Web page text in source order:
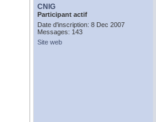
CNIG
Participant actif
Date d'inscription: 8 Dec 2007
Messages: 143
Site web